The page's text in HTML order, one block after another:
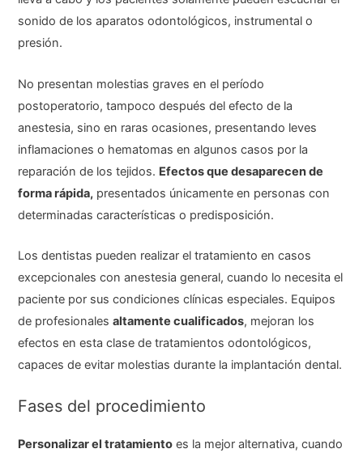
sonido de los aparatos odontológicos, instrumental o
presión.
No presentan molestias graves en el período
postoperatorio, tampoco después del efecto de la
anestesia, sino en raras ocasiones, presentando leves
inflamaciones o hematomas en algunos casos por la
reparación de los tejidos. Efectos que desaparecen de
forma rápida, presentados únicamente en personas con
determinadas características o predisposición.
Los dentistas pueden realizar el tratamiento en casos
excepcionales con anestesia general, cuando lo necesita el
paciente por sus condiciones clínicas especiales. Equipos
de profesionalesaltamente cualificados, mejoran los
efectos en esta clase de tratamientos odontológicos,
capaces de evitar molestias durante la implantación dental.
Fases del procedimiento
Personalizar el tratamiento es la mejor alternativa, cuando